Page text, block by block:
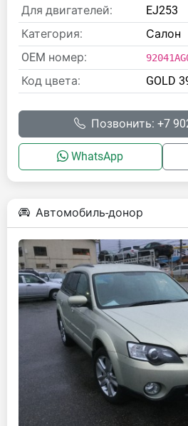
Для двигателей:
EJ253
Категория:
Салон
OEM номер:
Код цвета: GOLD
Позвонить: +7
WhatsApp
Автомобиль-донор